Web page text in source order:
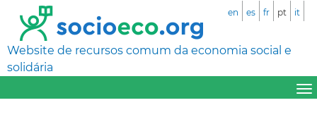
Website de recursos comum da economia social e
solidária
en es fr pt it